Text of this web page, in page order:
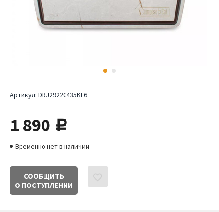
Артикул: DRJ29220435KL6
1 890 руб.
Временно нет в наличии
СООБЩИТЬ
О ПОСТУПЛЕНИИ